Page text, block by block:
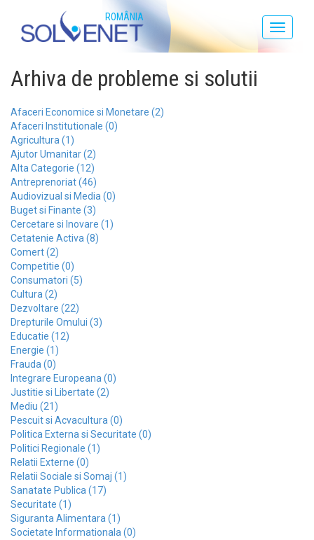
Toggle
ROMÂNIA
Arhiva de probleme si solutii
Afaceri Economice si Monetare (2)
Afaceri Institutionale (0)
Agricultura (1)
Ajutor Umanitar (2)
Alta Categorie (12)
Antreprenoriat (46)
Audiovizual si Media (0)
Buget si Finante (3)
Cercetare si Inovare (1)
Cetatenie Activa (8)
Comert (2)
Competitie (0)
Consumatori (5)
Cultura (2)
Dezvoltare (22)
Drepturile Omului (3)
Educatie (12)
Energie (1)
Frauda (0)
Integrare Europeana (0)
Justitie si Libertate (2)
Mediu (21)
Pescuit si Acvacultura (0)
Politica Externa si Securitate (0)
Politici Regionale (1)
Relatii Externe (0)
Relatii Sociale si Somaj (1)
Sanatate Publica (17)
Securitate (1)
Siguranta Alimentara (1)
Societate Informationala (0)